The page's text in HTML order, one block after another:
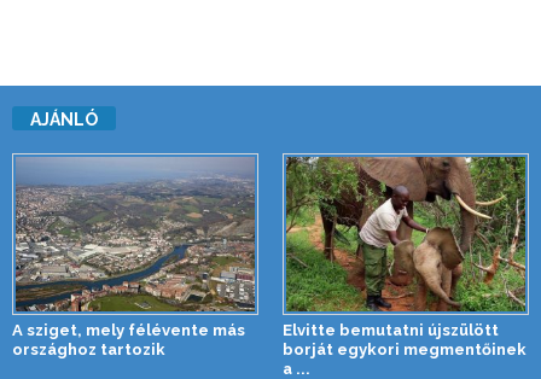
AJÁNLÓ
A sziget, mely félévente más
országhoz tartozik
Elvitte bemutatni újszülött
borját egykori megmentőinek
a ...